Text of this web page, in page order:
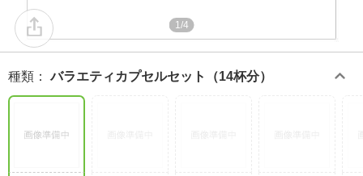
1/4
種類 ：バラエティカプセルセット（14杯分）